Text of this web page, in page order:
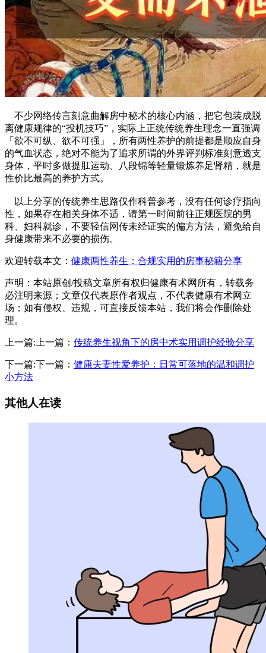
不少网络传言刻意曲解房中秘术的核心内涵，把它包装成脱
离健康规律的“投机技巧”，实际上正统传统养生理念一直强调
「欲不可纵、欲不可强」，所有两性养护的前提都是顺应自身
的气血状态，绝对不能为了追求所谓的外界评判标准刻意透支
身体，平时多做提肛运动、八段锦等轻量锻炼养足肾精，就是
性价比最高的养护方式。
以上分享的传统养生思路仅作科普参考，没有任何诊疗指向
性，如果存在相关身体不适，请第一时间前往正规医院的男
科、妇科就诊，不要轻信网传未经证实的偏方方法，避免给自
身健康带来不必要的损伤。
欢迎转载本文： 健康两性养生：合规实用的房事秘籍分享
声明：本站原创/投稿文章所有权归健康有术网所有，转载务
必注明来源；文章仅代表原作者观点，不代表健康有术网立
场；如有侵权、违规，可直接反馈本站，我们将会作删除处
理。
上一篇:上一篇： 传统养生视角下的房中术实用调护经验分享
下一篇:下一篇： 健康夫妻性爱养护：日常可落地的温和调护
小方法
其他人在读